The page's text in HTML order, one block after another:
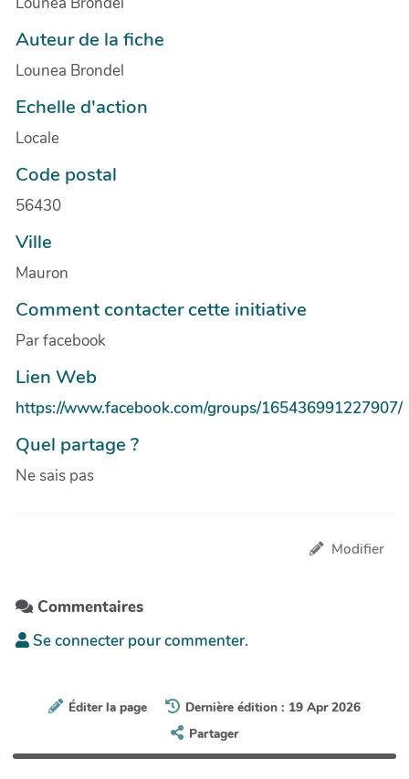
Auteur de la fiche
Lounea Brondel
Echelle d'action
Locale
Code postal
56430
Ville
Mauron
Comment contacter cette initiative
Par facebook
Lien Web
https://www.facebook.com/groups/165436991227907/
Quel partage ?
Ne sais pas
Modifier
Commentaires
Se connecter pour commenter.
Éditer la page
Dernière édition : 19 Apr 2026
Partager